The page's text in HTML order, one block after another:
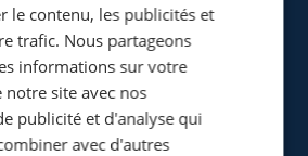
Cepro Sarl
de la Liberté
F-59800 Lille
le contenu, les publicités et
trafic. Nous partageons
informations sur votre
site avec nos
publicité et d'analyse qui
avec d'autres